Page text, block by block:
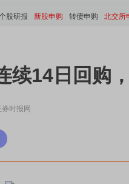
股研报 新股申购 转债申购 北交所
续14日回购
时报网
板块领涨